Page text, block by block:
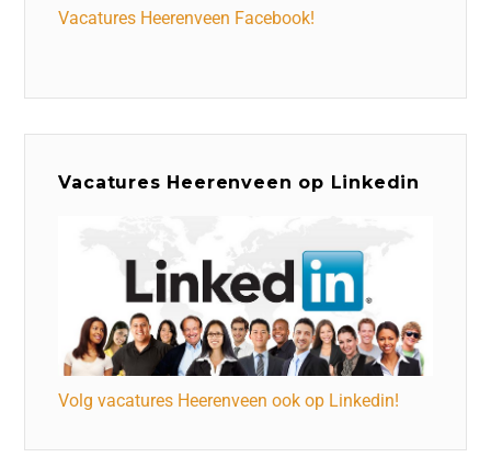
Vacatures Heerenveen Facebook!
Vacatures Heerenveen op Linkedin
Volg vacatures Heerenveen ook op Linkedin!